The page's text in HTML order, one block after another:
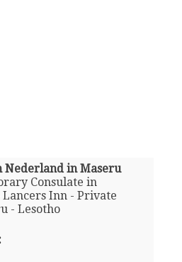
Nederland in Maseru
Consulate in
Lancers Inn - Private
- Lesotho